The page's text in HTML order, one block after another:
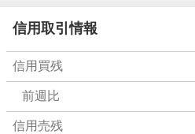
た
い
0
%
信用取引情報
信用買残
前週比
信用売残